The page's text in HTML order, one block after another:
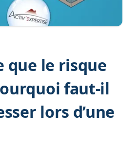
que le risque
faut-il
lors d’une